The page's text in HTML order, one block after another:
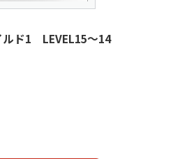
ルド1 LEVEL15～14